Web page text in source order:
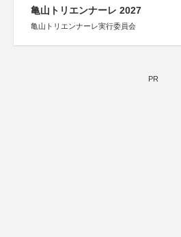
亀山トリエンナーレ 2027
亀山トリエンナーレ実行委員会
PR